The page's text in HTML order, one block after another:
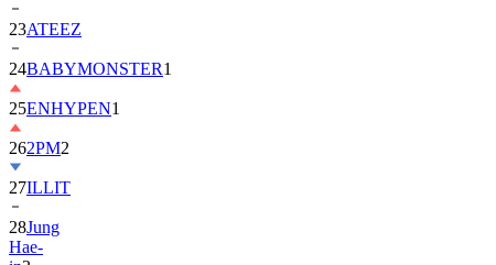
23ATEEZ
24BABYMONSTER1
25ENHYPEN1
262PM2
27ILLIT
28Jung
Hae-